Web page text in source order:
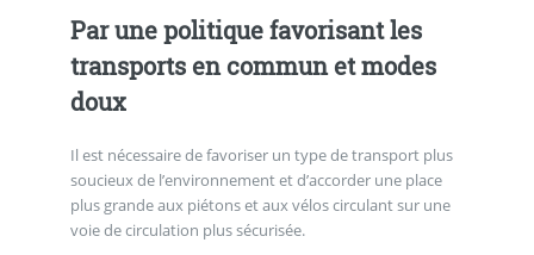
Par une politique favorisant les
transports en commun et modes
doux
Il est nécessaire de favoriser un type de transport plus
soucieux de l’environnement et d’accorder une place
plus grande aux piétons et aux vélos circulant sur une
voie de circulation plus sécurisée.